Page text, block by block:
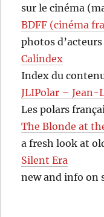
sur le cinéma
BDFF (cinéma
photos
Calindex
Index du
JLIPolar – Jean-
Les polars
The Blonde at
a fresh look at
Silent Era
new and info on